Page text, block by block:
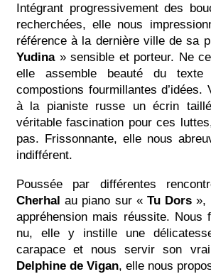
Intégrant progressivement des
recherchées, elle nous
référence à la dernière ville de sa
Yudina» sensible et porteur. Ne
elle assemble beauté du
compostions fourmillantes
à la pianiste russe un écrin
véritable fascination pour ces
pas. Frissonnante, elle nous
indifférent.
Poussée par différentes
Cherhal au piano sur « Tu Dors »,
appréhension mais réussite.
nu, elle y instille une
carapace et nous servir son
Delphine de Vigan, elle nous